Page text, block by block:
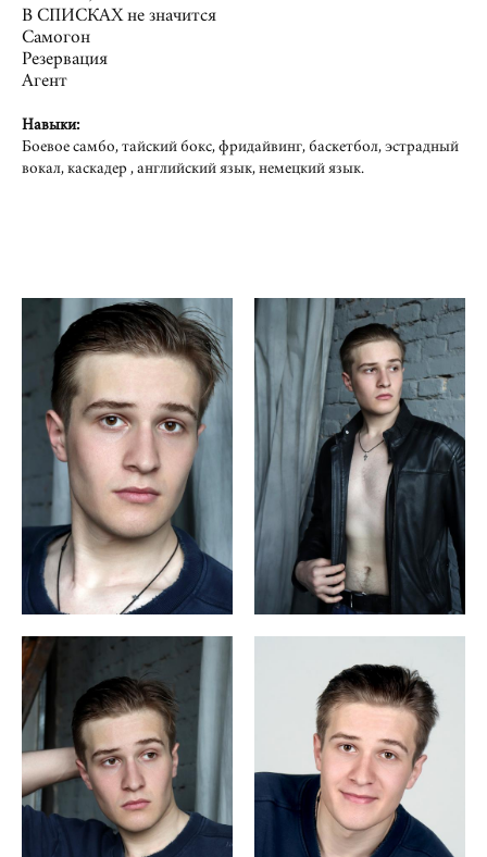
В СПИСКАХ не значится
Самогон
Резервация
Агент
Навыки:
Боевое самбо, тайский бокс, фридайвинг, баскетбол, эстрадный
вокал, каскадер , английский язык, немецкий язык.